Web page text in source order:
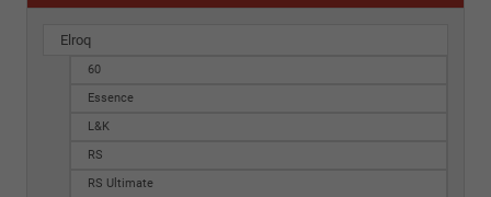
Elroq
60
Essence
L&K
RS
RS Ultimate